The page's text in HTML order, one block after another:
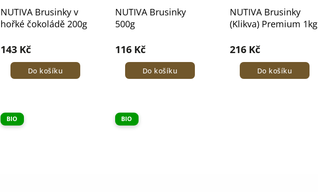
NUTIVA Brusinky v
hořké čokoládě 200g
143 Kč
Do košíku
NUTIVA Brusinky
500g
116 Kč
Do košíku
NUTIVA Brusinky
(Klikva) Premium 1kg
216 Kč
Do košíku
BIO BIO